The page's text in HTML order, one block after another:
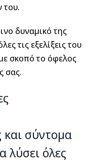
του.
δυναμικό της
τις εξελίξεις του
σκοπό το όφελος
σας.
και σύντομα
λύσει όλες